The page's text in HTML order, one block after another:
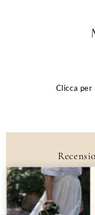
Clicca